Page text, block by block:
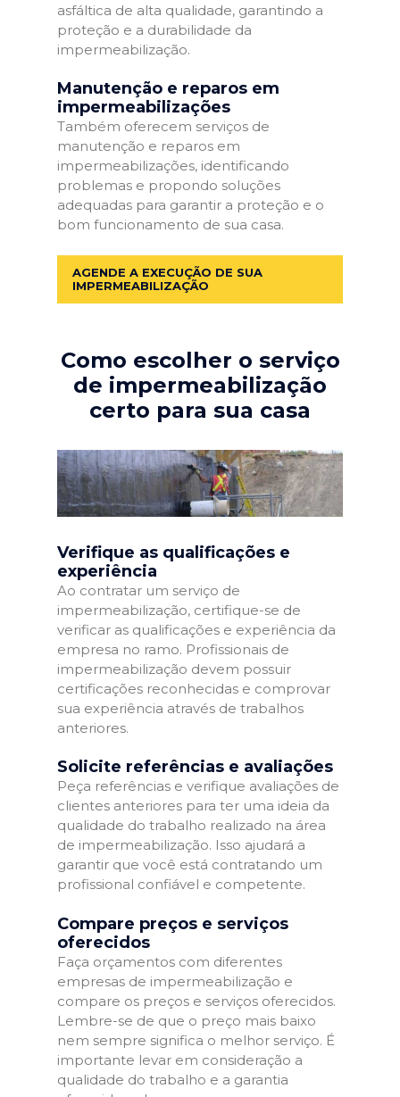
asfáltica de alta qualidade, garantindo a
proteção e a durabilidade da
impermeabilização.
Manutenção e reparos em
impermeabilizações
Também oferecem serviços de
manutenção e reparos em
impermeabilizações, identificando
problemas e propondo soluções
adequadas para garantir a proteção e o
bom funcionamento de sua casa.
AGENDE A EXECUÇÃO DE SUA
IMPERMEABILIZAÇÃO
Como escolher o serviço
de impermeabilização
certo para sua casa
Verifique as qualificações e
experiência
Ao contratar um serviço de
impermeabilização, certifique-se de
verificar as qualificações e experiência da
empresa no ramo. Profissionais de
impermeabilização devem possuir
certificações reconhecidas e comprovar
sua experiência através de trabalhos
anteriores.
Solicite referências e avaliações
Peça referências e verifique avaliações de
clientes anteriores para ter uma ideia da
qualidade do trabalho realizado na área
de impermeabilização. Isso ajudará a
garantir que você está contratando um
profissional confiável e competente.
Compare preços e serviços
oferecidos
Faça orçamentos com diferentes
empresas de impermeabilização e
compare os preços e serviços oferecidos.
Lembre-se de que o preço mais baixo
nem sempre significa o melhor serviço. É
importante levar em consideração a
qualidade do trabalho e a garantia